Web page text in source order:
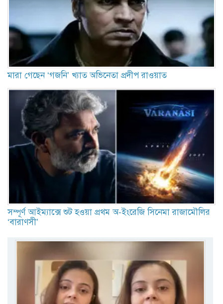
মারা গেছেন ‘গজনি’ খ্যাত অভিনেতা প্রদীপ রাওয়াত
সম্পূর্ণ আইম্যাক্সে শুট হওয়া প্রথম অ-ইংরেজি সিনেমা রাজামৌলির
‘বারাণসী’